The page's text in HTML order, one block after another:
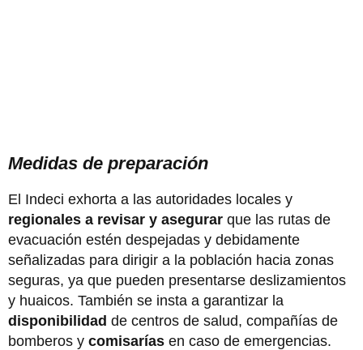
Medidas de preparación
El Indeci exhorta a las autoridades locales y
regionales a revisar y asegurar que las rutas de
evacuación estén despejadas y debidamente
señalizadas para dirigir a la población hacia zonas
seguras, ya que pueden presentarse deslizamientos
y huaicos. También se insta a garantizar la
disponibilidad de centros de salud, compañías de
bomberos y comisarías en caso de emergencias.